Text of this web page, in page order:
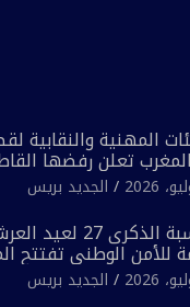
المهنية والنقابية
تعلن رفضها
مُعدة على مقاس
الجديد بريس
بمناسبة
للأمن الوطني تفتتح
السياحية بفاس
الجديد بريس